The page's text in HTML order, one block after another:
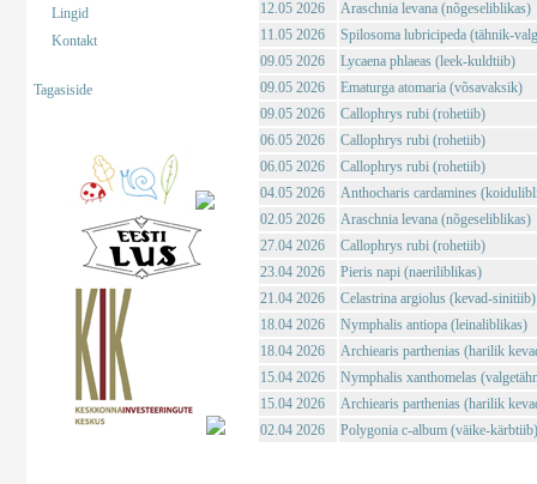
Lingid
Kontakt
Tagasiside
12.05 2026
Araschnia levana (nõgeseliblikas)
11.05 2026
Spilosoma lubricipeda (tähnik-
09.05 2026
Lycaena phlaeas (leek-kuldtiib)
09.05 2026
Ematurga atomaria (võsavaksik)
09.05 2026
Callophrys rubi (rohetiib)
06.05 2026
Callophrys rubi (rohetiib)
06.05 2026
Callophrys rubi (rohetiib)
04.05 2026
Anthocharis cardamines
02.05 2026
Araschnia levana (nõgeseliblikas)
27.04 2026
Callophrys rubi (rohetiib)
23.04 2026
Pieris napi (naeriliblikas)
21.04 2026
Celastrina argiolus (kevad-sinitiib)
18.04 2026
Nymphalis antiopa (leinaliblikas)
18.04 2026
Archiearis parthenias (harilik
15.04 2026
Nymphalis xanthomelas
15.04 2026
Archiearis parthenias (harilik
02.04 2026
Polygonia c-album (väike-kärbtiib)